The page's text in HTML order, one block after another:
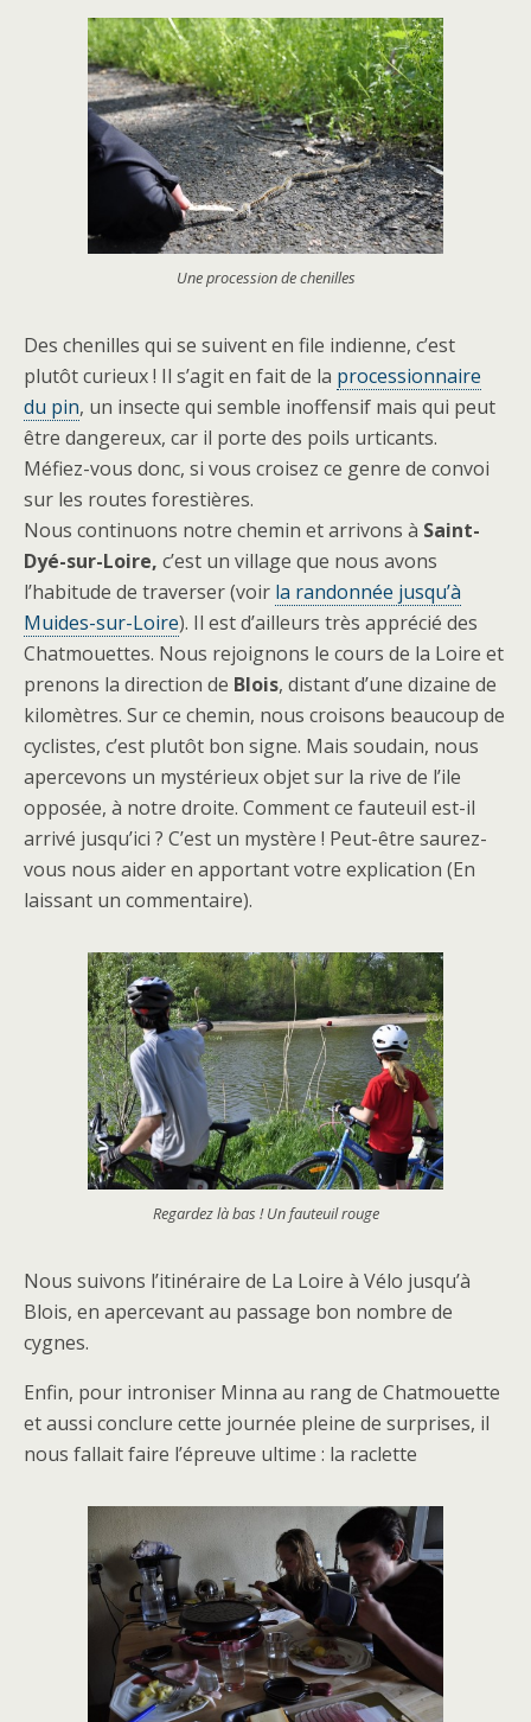
Une procession de chenilles
Des chenilles qui se suivent en file indienne, c’est
plutôt curieux ! Il s’agit en fait de la processionnaire
du pin, un insecte qui semble inoffensif mais qui peut
être dangereux, car il porte des poils urticants.
Méfiez-vous donc, si vous croisez ce genre de convoi
sur les routes forestières.
Nous continuons notre chemin et arrivons à Saint-
Dyé-sur-Loire, c’est un village que nous avons
l’habitude de traverser (voir la randonnée jusqu’à
Muides-sur-Loire). Il est d’ailleurs très apprécié des
Chatmouettes. Nous rejoignons le cours de la Loire et
prenons la direction de Blois, distant d’une dizaine de
kilomètres. Sur ce chemin, nous croisons beaucoup de
cyclistes, c’est plutôt bon signe. Mais soudain, nous
apercevons un mystérieux objet sur la rive de l’ile
opposée, à notre droite. Comment ce fauteuil est-il
arrivé jusqu’ici ? C’est un mystère ! Peut-être saurez-
vous nous aider en apportant votre explication (En
laissant un commentaire).
Regardez là bas ! Un fauteuil rouge
Nous suivons l’itinéraire de La Loire à Vélo jusqu’à
Blois, en apercevant au passage bon nombre de
cygnes.
Enfin, pour introniser Minna au rang de Chatmouette
et aussi conclure cette journée pleine de surprises, il
nous fallait faire l’épreuve ultime : la raclette